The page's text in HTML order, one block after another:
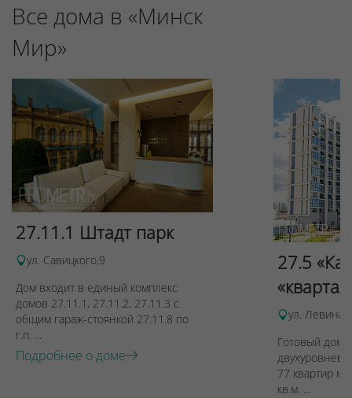
Все дома в «Минск
Мир»
27.11.1 Штадт парк
ул. Савицкого,9
Дом входит в единый комплекс
домов 27.11.1, 27.11.2, 27.11.3 с
общим гараж-стоянкой 27.11.8 по
г.п. ...
Подробнее о доме
27.5
ул. Левина,
Готовый дом
77 квартир
кв.м. ...